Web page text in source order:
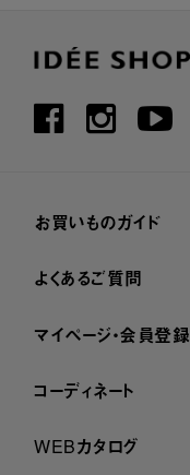
お買いものガイド
よくあるご質問
マイページ・会員登録
コーディネート
WEBカタログ